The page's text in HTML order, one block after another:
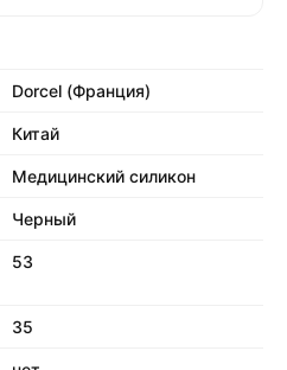
Dorcel (Франция)
Китай
Медицинский силикон
Черный
53
35